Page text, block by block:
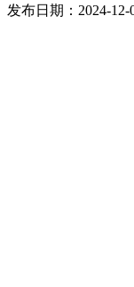
发布日期：2024-